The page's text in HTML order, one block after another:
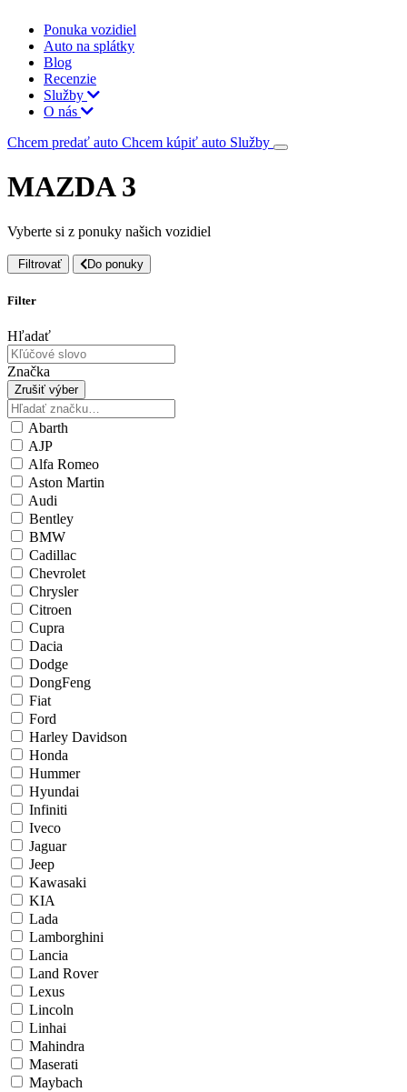
Ponuka vozidiel
Auto na splátky
Blog
Recenzie
Služby
O nás
Chcem predať auto Chcem kúpiť auto Služby
MAZDA 3
Vyberte si z ponuky našich vozidiel
Filtrovať Do ponuky
Filter
Hľadať
Značka
Zrušiť výber
Abarth
AJP
Alfa Romeo
Aston Martin
Audi
Bentley
BMW
Cadillac
Chevrolet
Chrysler
Citroen
Cupra
Dacia
Dodge
DongFeng
Fiat
Ford
Harley Davidson
Honda
Hummer
Hyundai
Infiniti
Iveco
Jaguar
Jeep
Kawasaki
KIA
Lada
Lamborghini
Lancia
Land Rover
Lexus
Lincoln
Linhai
Mahindra
Maserati
Maybach